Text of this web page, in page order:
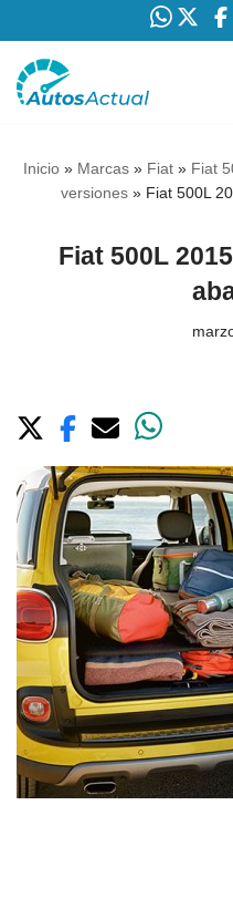
Saltar
Inicio» Marcas» Fiat» Fiat
versiones» Fiat 500L
Fiat 500L